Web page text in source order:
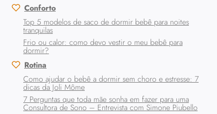
Conforto
Top 5 modelos de saco de dormir bebê para noites
tranquilas
Frio ou calor: como devo vestir o meu bebê para
dormir?
Rotina
Como ajudar o bebê a dormir sem choro e estresse: 7
dicas da Joli Môme
7 Perguntas que toda mãe sonha em fazer para uma
Consultora de Sono – Entrevista com Simone Piubello